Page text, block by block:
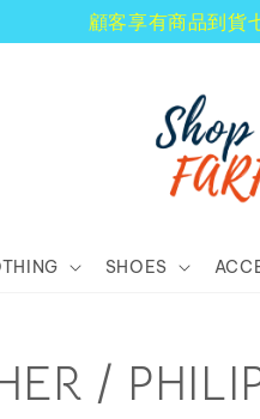
顧客享有商品到貨
SHOES
/